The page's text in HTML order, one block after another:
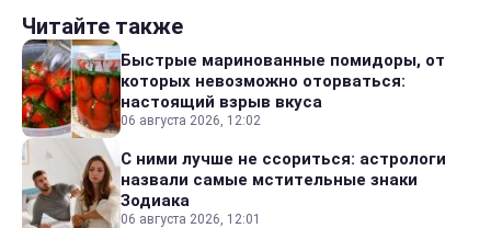
Читайте также
Быстрые маринованные помидоры, от
которых невозможно оторваться:
настоящий взрыв вкуса
06 августа 2026, 12:02
С ними лучше не ссориться: астрологи
назвали самые мстительные знаки
Зодиака
06 августа 2026, 12:01